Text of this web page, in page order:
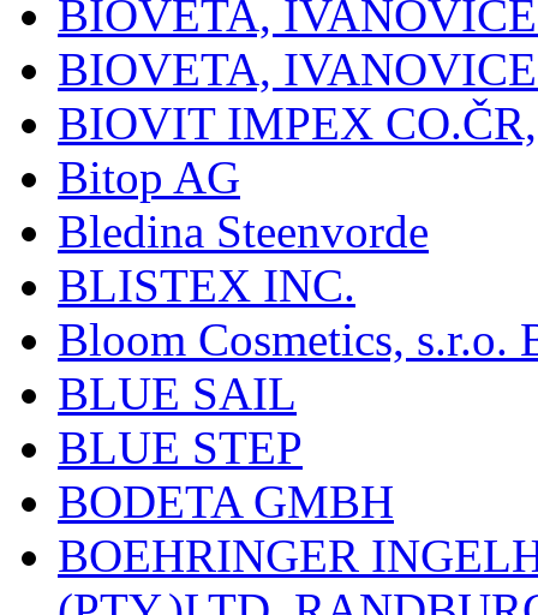
BIOVETA,
BIOVETA,
BIOVIT IMPEX
Bitop AG
Bledina Steenvorde
BLISTEX INC.
Bloom Cosmetics, s.r.o.
BLUE SAIL
BLUE STEP
BODETA GMBH
BOEHRINGER